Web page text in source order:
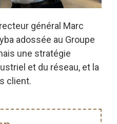
général Marc
adossée au Groupe
une stratégie
et du réseau, et la
client.